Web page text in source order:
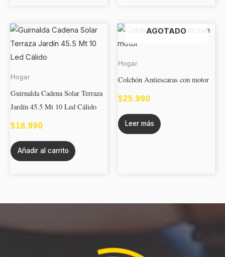
Hogar
Guirnalda Cadena Solar Terraza
Jardín 45.5 Mt 10 Led Cálido
$18.990
Añadir al carrito
AGOTADO
Hogar
Colchón Antiescaras con motor
$25.990
Leer más